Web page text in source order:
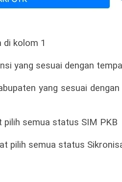
di kolom 1
yang sesuai dengan
yang sesuai
pilih semua status SIM PKB
pilih semua status